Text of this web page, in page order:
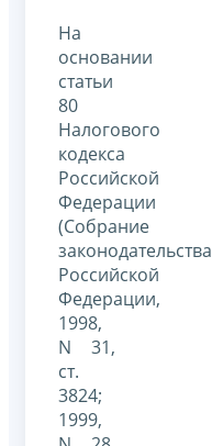
На
основании
статьи
80
Налогового
кодекса
Российской
Федерации
(Собрание
законодательства
Российской
Федерации,
1998,
N 31,
ст.
3824;
1999,